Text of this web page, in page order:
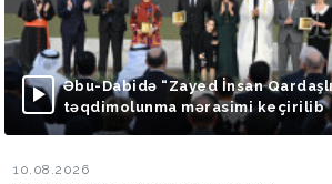
Əbu-Dabidə “Zayed İnsan
təqdimolunma mərasimi keçirilib
10.08.2026